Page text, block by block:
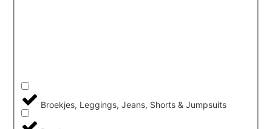
Broekjes, Leggings, Jeans, Shorts & Jumpsuits